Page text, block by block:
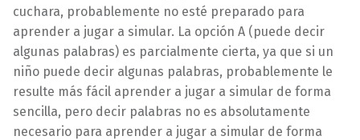
cuchara, probablemente no esté preparado para
aprender a jugar a simular. La opción A (puede decir
algunas palabras) es parcialmente cierta, ya que si un
niño puede decir algunas palabras, probablemente le
resulte más fácil aprender a jugar a simular de forma
sencilla, pero decir palabras no es absolutamente
necesario para aprender a jugar a simular de forma